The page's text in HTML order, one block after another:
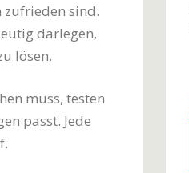
zufrieden sind.
darlegen,
lösen.
muss, testen
passt. Jede